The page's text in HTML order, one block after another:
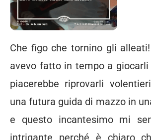
Che figo che tornino gli
avevo fatto in tempo a
piacerebbe riprovarli
una futura guida di mazzo in
e questo incantesimo mi
intrigante perché è chiaro